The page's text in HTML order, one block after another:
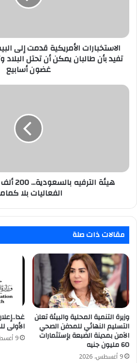
بأن
طالبان
يمكن
البلاد
الاستخبارات الأمريكية قدمت إلى
تفيد بأن طالبان يمكن أن تحتل
غضون أسابيع
هيئة
الفعاليات
هيئة
الفعاليات بلا
مقالات ذات صلة
وزيرة التنمية المحلية والبيئة تعلن
التسليم النهائي للمدفن الصحي
الآمن بمدينة الضبعة بإستثمارات
60 مليون جنيه
9 أغسطس، 2026
الأولى
9 أغسطس، 2026